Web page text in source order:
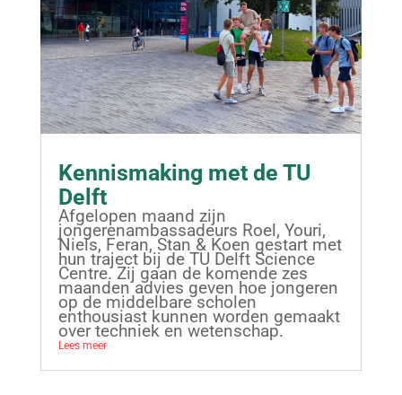
Kennismaking met de TU
Delft
Afgelopen maand zijn
jongerenambassadeurs Roel, Youri,
Niels, Feran, Stan & Koen gestart met
hun traject bij de TU Delft Science
Centre. Zij gaan de komende zes
maanden advies geven hoe jongeren
op de middelbare scholen
enthousiast kunnen worden gemaakt
over techniek en wetenschap.
Lees meer